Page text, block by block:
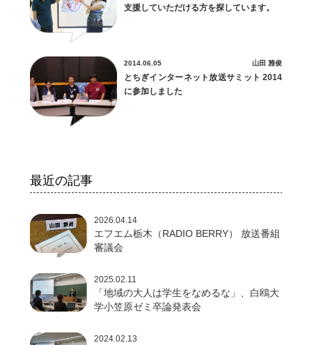
支援していただける方を探しています。
2014.06.05
とちぎインターネット放送サミット 2014
に参加しました
山田 雅俊
最近の記事
2026.04.14
エフエム栃木（RADIO BERRY） 放送番組
審議会
2025.02.11
「地域の大人は学生をなめるな」、白鴎大
学小笠原ゼミ卒論発表会
2024.02.13